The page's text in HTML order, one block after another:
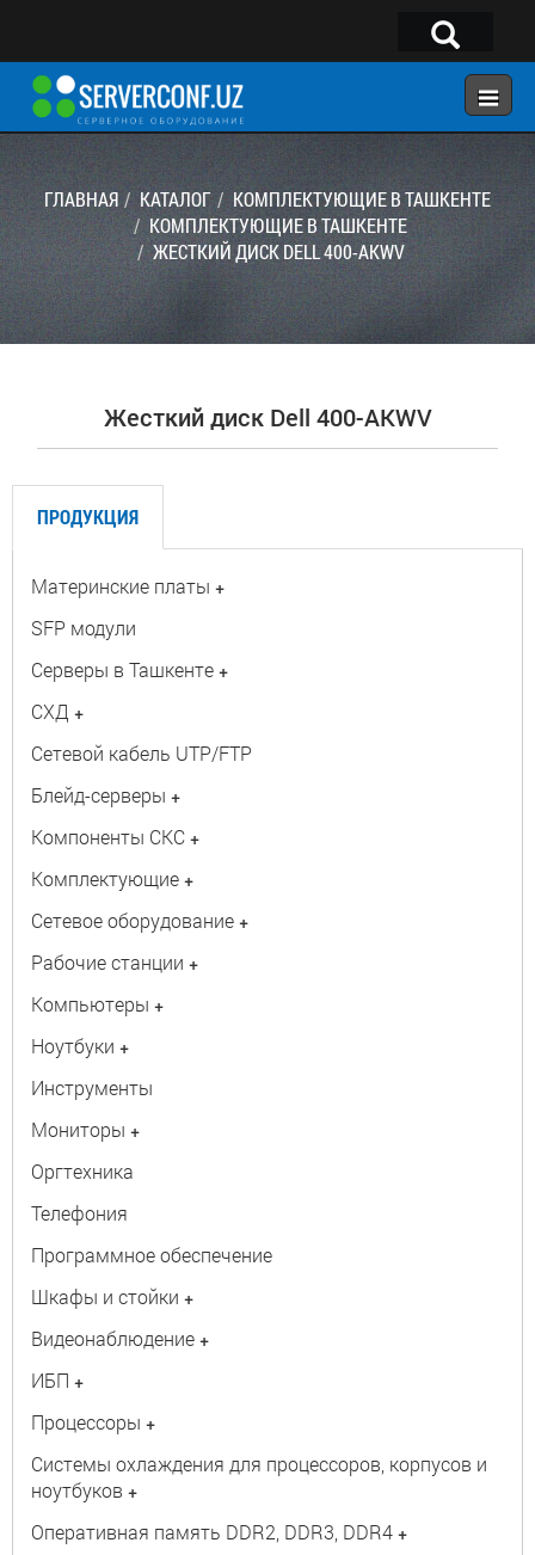
×
ГЛАВНАЯ
КОНФИГУРАТОР
КАТАЛОГ
УСЛУГИ
Telegram:@serverconf_uz
Тел: (90) 932-18-00
ГЛАВНАЯ КАТАЛОГ
КОМПЛЕКТУЮЩИЕ В ТАШКЕНТЕ
КОМПЛЕКТУЮЩИЕ В ТАШКЕНТЕ
ЖЕСТКИЙ ДИСК DELL 400-AKWV
Жесткий диск Dell 400-AKWV
ПРОДУКЦИЯ
Материнские платы +
SFP модули
Серверы в Ташкенте +
СХД +
Сетевой кабель UTP/FTP
Блейд-серверы +
Компоненты СКС +
Комплектующие +
Сетевое оборудование +
Рабочие станции +
Компьютеры +
Ноутбуки +
Инструменты
Мониторы +
Оргтехника
Телефония
Программное обеспечение
Шкафы и стойки +
Видеонаблюдение +
ИБП +
Процессоры +
Системы охлаждения для процессоров, корпусов и
ноутбуков +
Оперативная память DDR2, DDR3, DDR4 +